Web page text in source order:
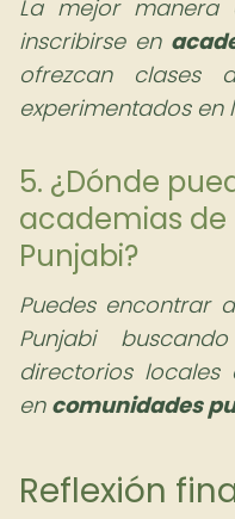
La mejor manera
inscribirse en
ofrezcan clases
experimentados en
5. ¿Dónde
academias de
Punjabi?
Puedes encontrar
Punjabi
directorios
en comunidades
Reflexión